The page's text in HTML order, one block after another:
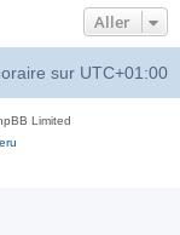
Aller
sur UTC+01:00
Limited